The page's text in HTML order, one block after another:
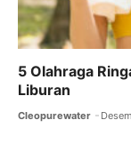
5 Olahraga
Liburan
Cleopurewater